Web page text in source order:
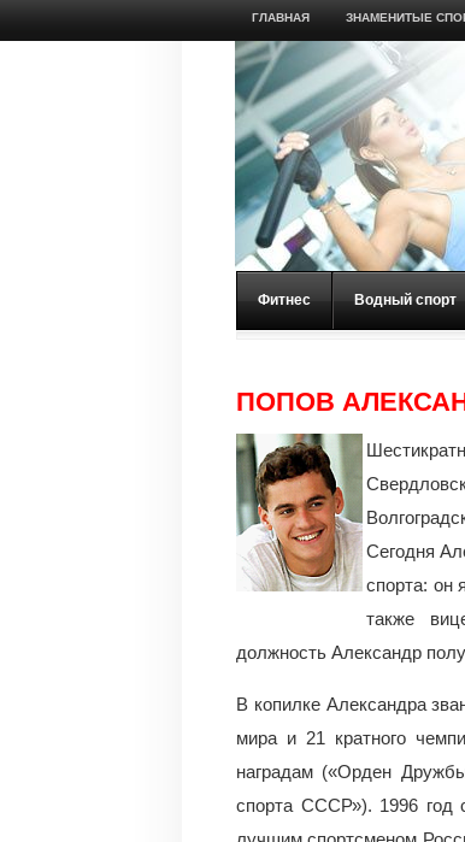
ГЛАВНАЯ ЗНАМЕНИТЫЕ
Фитнес Водный спорт
ПОПОВ
Сегодня
спорта: он
также
должность Александр
В копилке Александра
мира и 21 кратного
наградам («Орден
спорта СССР»). 1996 год